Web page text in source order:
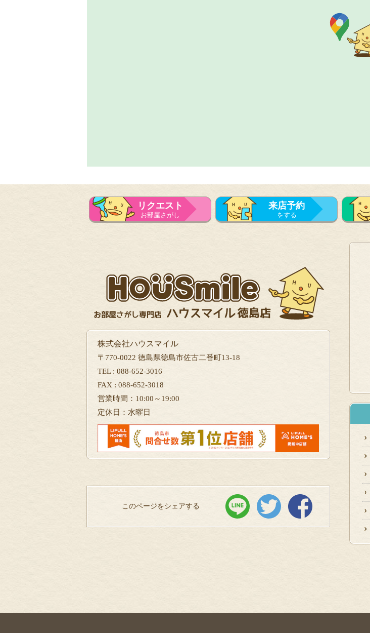
リクエスト
お部屋さがし
来店予約
をする
株式会社ハウスマイル
〒770-0022 徳島県徳島市佐古二番町13-18
TEL : 088-652-3016
FAX : 088-652-3018
営業時間：10:00～19:00
定休日：水曜日
このページをシェアする